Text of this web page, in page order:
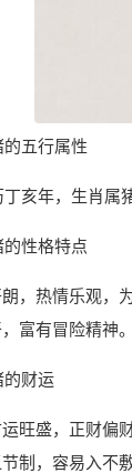
的五行属性
丁亥年，生肖属
的性格特点
，热情乐观，
富有冒险精神
的财运
旺盛，正财偏
制，容易入不